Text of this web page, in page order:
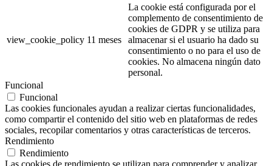
view_cookie_policy 11 meses
La cookie está configurada por el
complemento de consentimiento de
cookies de GDPR y se utiliza para
almacenar si el usuario ha dado su
consentimiento o no para el uso de
cookies. No almacena ningún dato
personal.
Funcional
Funcional
Las cookies funcionales ayudan a realizar ciertas funcionalidades,
como compartir el contenido del sitio web en plataformas de redes
sociales, recopilar comentarios y otras características de terceros.
Rendimiento
Rendimiento